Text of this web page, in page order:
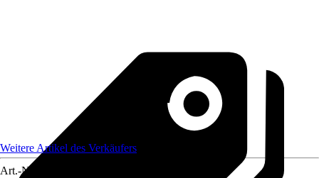
Weitere Artikel des Verkäufers
Art.-Nr.